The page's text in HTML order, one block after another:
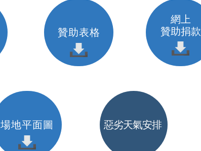
贊助表格
網上
贊助捐款
場地平面圖 惡劣天氣安排 ​